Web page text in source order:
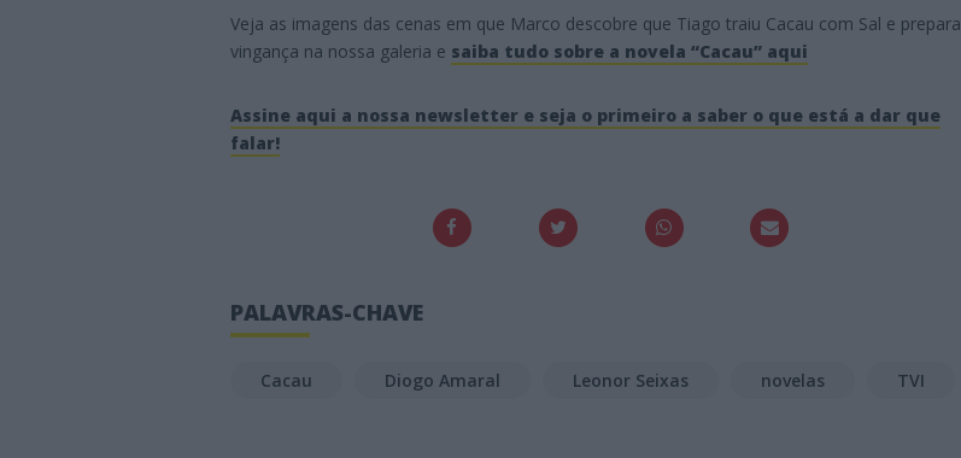
Veja as imagens das cenas em que Marco descobre que Tiago traiu Cacau com Sal e prepara
vingança na nossa galeria e saiba tudo sobre a novela “Cacau” aqui
Assine aqui a nossa newsletter e seja o primeiro a saber o que está a dar que
falar!
PALAVRAS-CHAVE
Cacau Diogo Amaral Leonor Seixas novelas TVI